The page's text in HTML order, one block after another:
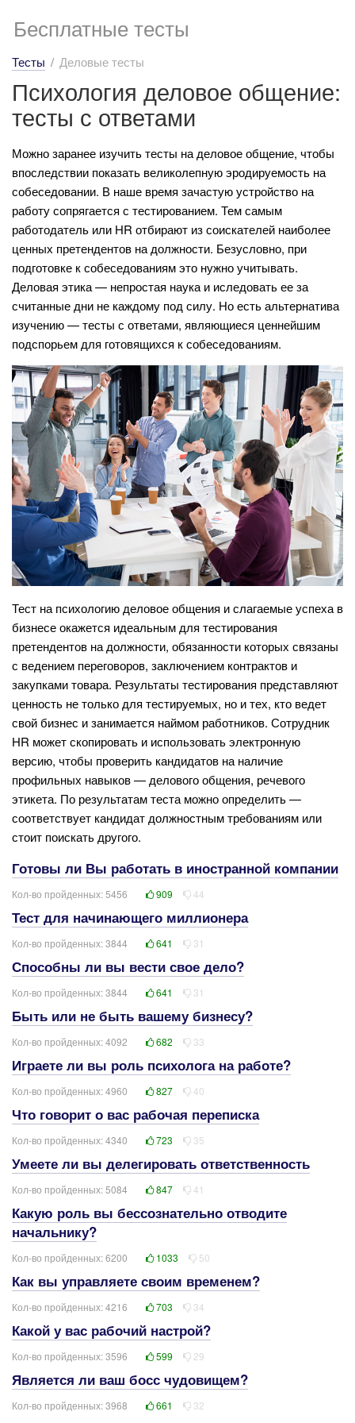
Бесплатные тесты
Тесты Деловые тесты
Психология деловое общение:
тесты с ответами
Можно заранее изучить тесты на деловое общение, чтобы
впоследствии показать великолепную эродируемость на
собеседовании. В наше время зачастую устройство на
работу сопрягается с тестированием. Тем самым
работодатель или HR отбирают из соискателей наиболее
ценных претендентов на должности. Безусловно, при
подготовке к собеседованиям это нужно учитывать.
Деловая этика — непростая наука и иследовать ее за
считанные дни не каждому под силу. Но есть альтернатива
изучению — тесты с ответами, являющиеся ценнейшим
подспорьем для готовящихся к собеседованиям.
Тест на психологию деловое общения и слагаемые успеха в
бизнесе окажется идеальным для тестирования
претендентов на должности, обязанности которых связаны
с ведением переговоров, заключением контрактов и
закупками товара. Результаты тестирования представляют
ценность не только для тестируемых, но и тех, кто ведет
свой бизнес и занимается наймом работников. Сотрудник
HR может скопировать и использовать электронную
версию, чтобы проверить кандидатов на наличие
профильных навыков — делового общения, речевого
этикета. По результатам теста можно определить —
соответствует кандидат должностным требованиям или
стоит поискать другого.
Готовы ли Вы работать в иностранной компании
Кол-во пройденных: 5456 909 44
Тест для начинающего миллионера
Кол-во пройденных: 3844 641 31
Способны ли вы вести свое дело?
Кол-во пройденных: 3844 641 31
Быть или не быть вашему бизнесу?
Кол-во пройденных: 4092 682 33
Играете ли вы роль психолога на работе?
Кол-во пройденных: 4960 827 40
Что говорит о вас рабочая переписка
Кол-во пройденных: 4340 723 35
Умеете ли вы делегировать ответственность
Кол-во пройденных: 5084 847 41
Какую роль вы бессознательно отводите
начальнику?
Кол-во пройденных: 6200 1033 50
Как вы управляете своим временем?
Кол-во пройденных: 4216 703 34
Какой у вас рабочий настрой?
Кол-во пройденных: 3596 599 29
Является ли ваш босс чудовищем?
Кол-во пройденных: 3968 661 32